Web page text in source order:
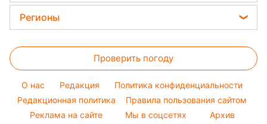
Максим Галкин
Комнатные растения
Курс валют
Магнитные бури
Погода на сегодня
Погода на завтра
Женские стрижки
Окрашивание волос
Красивый маникюр
Модные ошибки
Новости моды
Советы от Андре Тана
Регионы
Новости Полтавы
Новости Сум
Новости Львова
Новости Черкассы
Проверить погоду
O нас Редакция
Политика конфиденциальности
Редакционная политика
Правила пользования сайтом
Реклама на сайте
Мы в соцсетях
Архив